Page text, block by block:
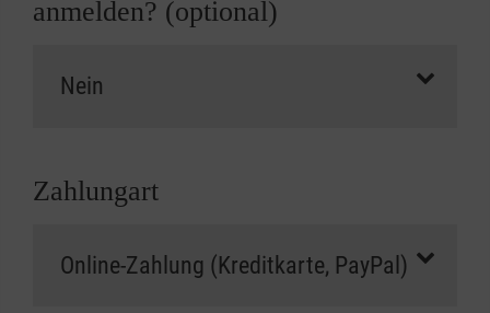
anmelden? (optional)
Zahlungart